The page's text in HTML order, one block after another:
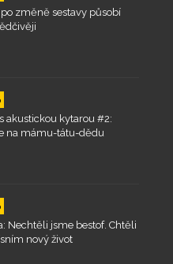
změně sestavy působí
akustickou kytarou #2:
na mámu-tátu-dědu
Nechtěli jsme bestof. Chtěli
nový život